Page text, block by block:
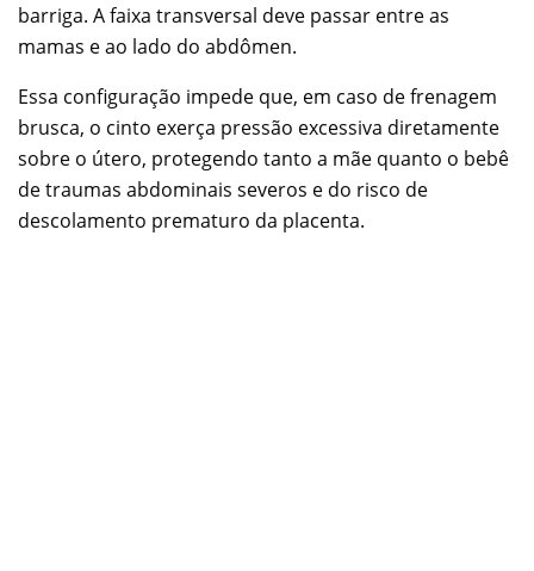
barriga. A faixa transversal deve passar entre as
mamas e ao lado do abdômen.
Essa configuração impede que, em caso de frenagem
brusca, o cinto exerça pressão excessiva diretamente
sobre o útero, protegendo tanto a mãe quanto o bebê
de traumas abdominais severos e do risco de
descolamento prematuro da placenta.